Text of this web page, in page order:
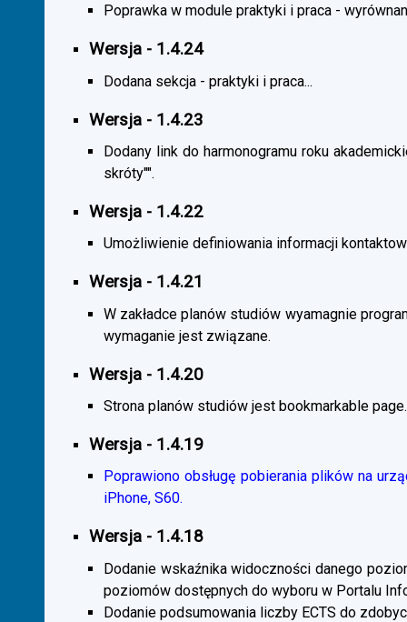
Poprawka w module praktyki i praca -
Wersja - 1.4.24
Dodana sekcja - praktyki i praca...
Wersja - 1.4.23
Dodany link do harmonogramu roku
skróty"".
Wersja - 1.4.22
Umożliwienie definiowania informacji
Wersja - 1.4.21
W zakładce planów studiów wyamagnie
wymaganie jest związane.
Wersja - 1.4.20
Strona planów studiów jest bookmarkable page.
Wersja - 1.4.19
Poprawiono obsługę pobierania plików na
iPhone, S60.
Wersja - 1.4.18
Dodanie wskaźnika widoczności danego
poziomów dostępnych do wyboru w Portalu
Dodanie podsumowania liczby ECTS do